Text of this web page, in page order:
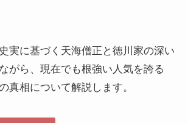
実に基づく天海僧正と徳川家の深い
がら、現在でも根強い人気を誇る
真相について解説します。